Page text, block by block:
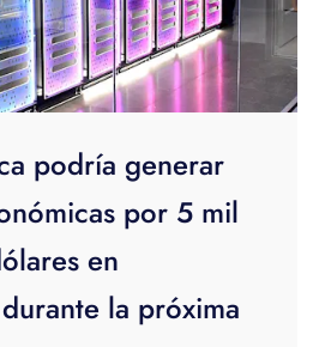
podría generar
por 5 mil
en
la próxima